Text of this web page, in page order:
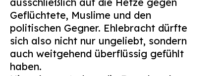
Geflüchtete, Muslime und den
politischen Gegner. Ehlebracht dürfte
sich also nicht nur ungeliebt, sondern
auch weitgehend überflüssig gefühlt
haben.